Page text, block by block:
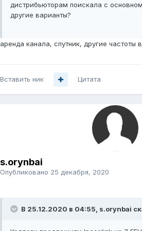
дистрибьюторам поискала с
другие варианты?
аренда канала, спутник, другие частоты
Вставить ник Цитата
s.orynbai
Опубликовано 25 декабря, 2020
В 25.12.2020 в 04:55, s.orynbai